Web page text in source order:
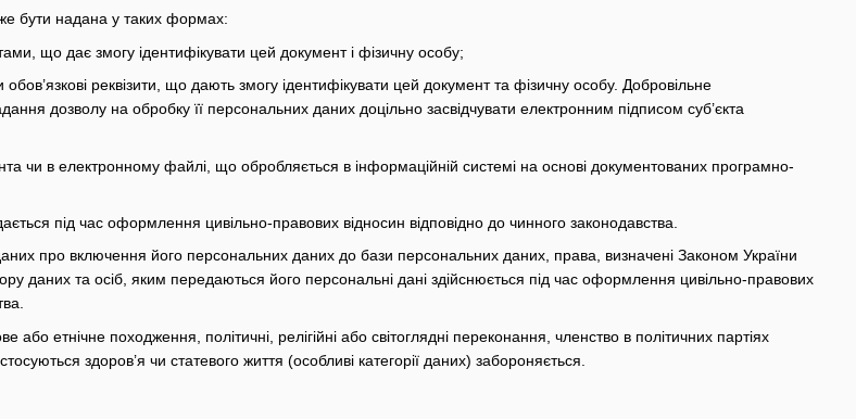
бути надана у таких формах:
що дає змогу ідентифікувати цей документ і фізичну особу;
реквізити, що дають змогу ідентифікувати цей документ та фізичну особу. Добровільне
дозволу на обробку її персональних даних доцільно засвідчувати електронним підписом суб’єкта
чи в електронному файлі, що обробляється в інформаційній системі на основі документованих програмно-
під час оформлення цивільно-правових відносин відповідно до чинного законодавства.
про включення його персональних даних до бази персональних даних, права, визначені Законом України
даних та осіб, яким передаються його персональні дані здійснюється під час оформлення цивільно-правових
етнічне походження, політичні, релігійні або світоглядні переконання, членство в політичних партіях
здоров’я чи статевого життя (особливі категорії даних) забороняється.